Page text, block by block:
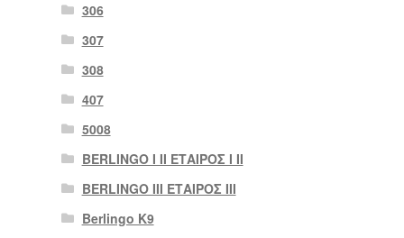
306
307
308
407
5008
BERLINGO I II ΕΤΑΙΡΟΣ I II
BERLINGO III ΕΤΑΙΡΟΣ III
Berlingo K9